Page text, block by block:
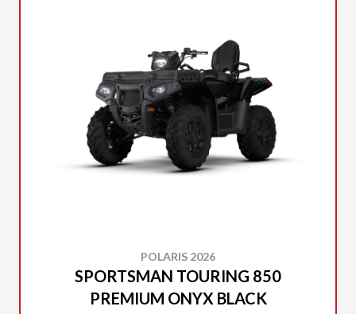
POLARIS 2026
SPORTSMAN TOURING 850
PREMIUM ONYX BLACK